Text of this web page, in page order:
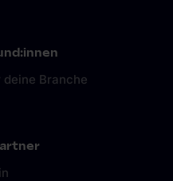
Branche